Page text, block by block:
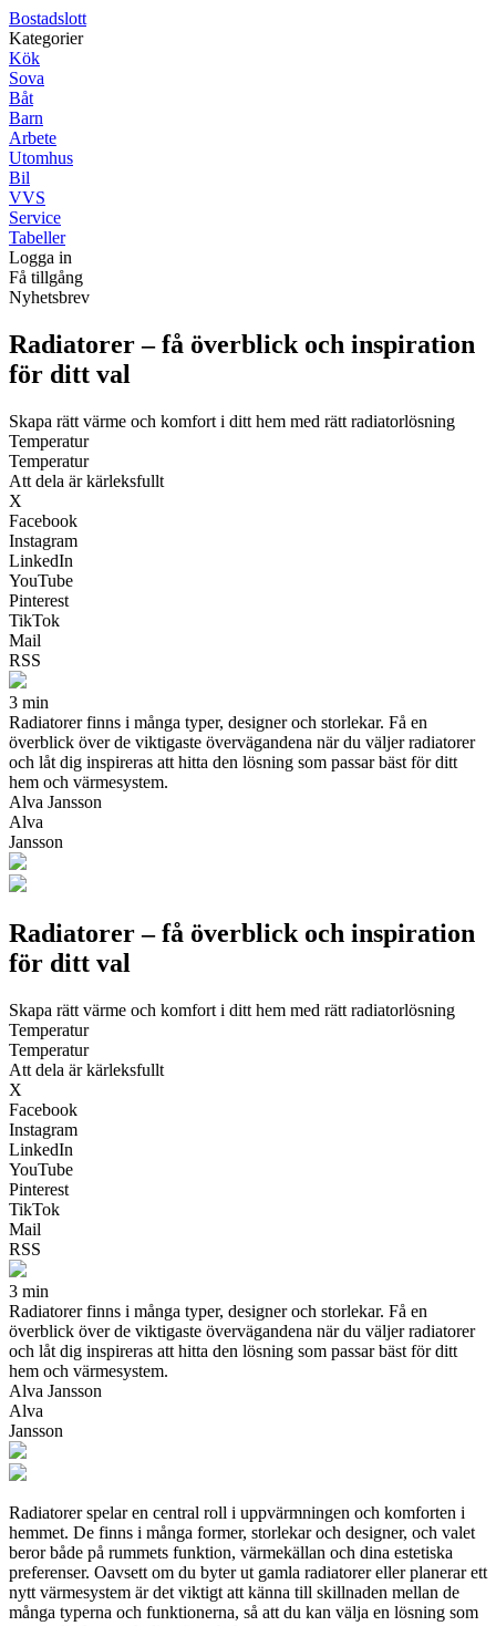
Bostadslott
Kategorier
Kök
Sova
Båt
Barn
Arbete
Utomhus
Bil
VVS
Service
Tabeller
Logga in
Få tillgång
Nyhetsbrev
Radiatorer – få överblick och inspiration
för ditt val
Skapa rätt värme och komfort i ditt hem med rätt radiatorlösning
Temperatur
Temperatur
Att dela är kärleksfullt
X
Facebook
Instagram
LinkedIn
YouTube
Pinterest
TikTok
Mail
RSS
3 min
Radiatorer finns i många typer, designer och storlekar. Få en
överblick över de viktigaste övervägandena när du väljer radiatorer
och låt dig inspireras att hitta den lösning som passar bäst för ditt
hem och värmesystem.
Alva Jansson
Alva
Jansson
Radiatorer – få överblick och inspiration
för ditt val
Skapa rätt värme och komfort i ditt hem med rätt radiatorlösning
Temperatur
Temperatur
Att dela är kärleksfullt
X
Facebook
Instagram
LinkedIn
YouTube
Pinterest
TikTok
Mail
RSS
3 min
Radiatorer finns i många typer, designer och storlekar. Få en
överblick över de viktigaste övervägandena när du väljer radiatorer
och låt dig inspireras att hitta den lösning som passar bäst för ditt
hem och värmesystem.
Alva Jansson
Alva
Jansson
Radiatorer spelar en central roll i uppvärmningen och komforten i
hemmet. De finns i många former, storlekar och designer, och valet
beror både på rummets funktion, värmekällan och dina estetiska
preferenser. Oavsett om du byter ut gamla radiatorer eller planerar ett
nytt värmesystem är det viktigt att känna till skillnaden mellan de
många typerna och funktionerna, så att du kan välja en lösning som